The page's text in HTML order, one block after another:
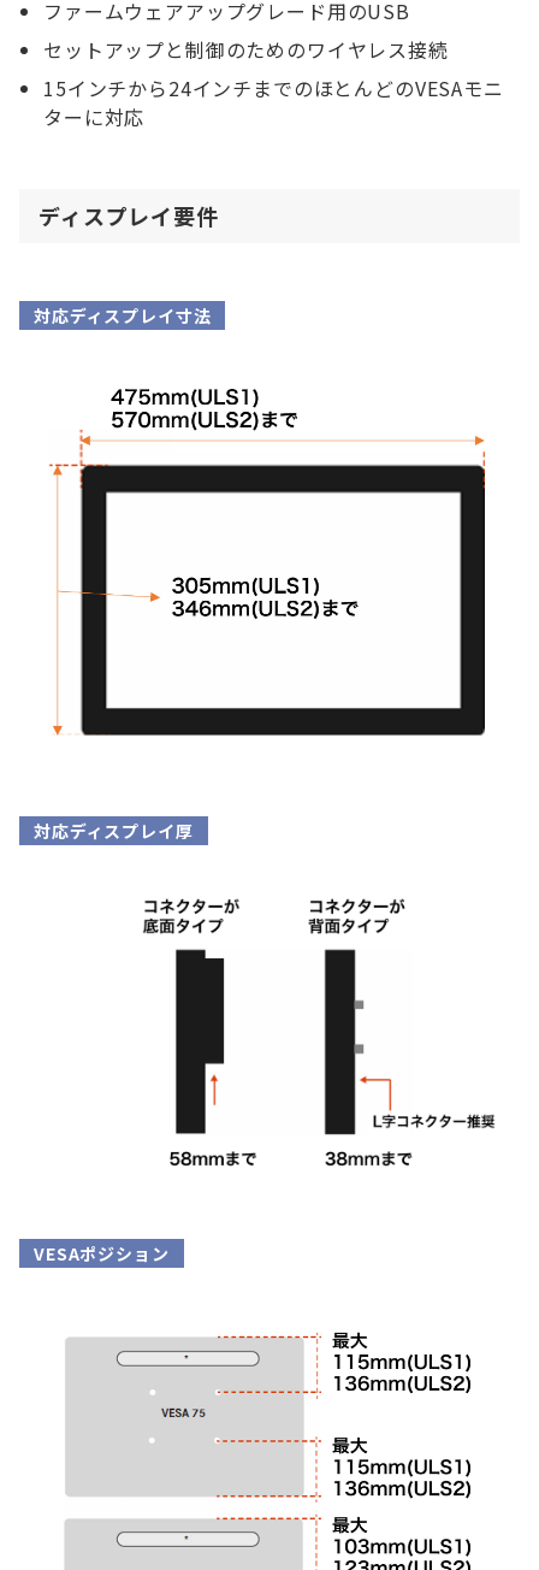
ファームウェアアップグレード用のUSB
セットアップと制御のためのワイヤレス接続
15インチから24インチまでのほとんどのVESAモニ
ターに対応
ディスプレイ要件
対応ディスプレイ寸法
対応ディスプレイ厚
VESAポジション